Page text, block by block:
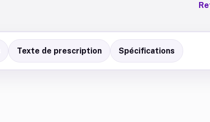
Texte de prescription Spécifications